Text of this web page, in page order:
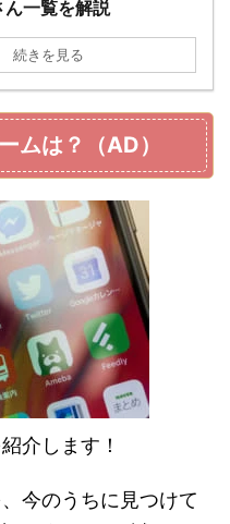
ん一覧を解説
続きを見る
ムは？（AD）
介します！
今のうちに見つけて